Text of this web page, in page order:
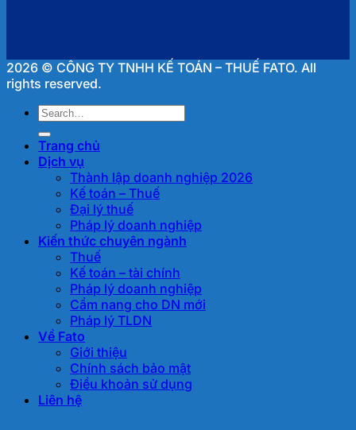
2026 © CÔNG TY TNHH KẾ TOÁN – THUẾ FATO. All
rights reserved.
Trang chủ
Dịch vụ
Thành lập doanh nghiệp 2026
Kế toán – Thuế
Đại lý thuế
Pháp lý doanh nghiệp
Kiến thức chuyên ngành
Thuế
Kế toán – tài chính
Pháp lý doanh nghiệp
Cẩm nang cho DN mới
Pháp lý TLDN
Về Fato
Giới thiệu
Chính sách bảo mật
Điều khoản sử dụng
Liên hệ